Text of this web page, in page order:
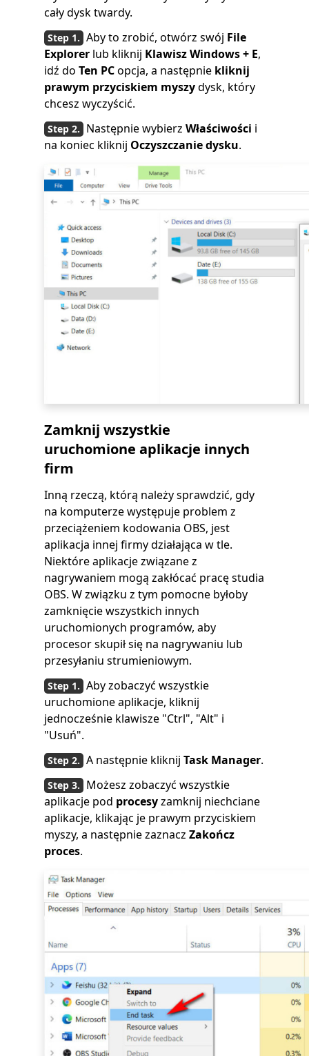
cały dysk twardy.
Aby to zrobić, otwórz swój File
Explorer lub kliknij Klawisz Windows + E,
idź do Ten PCopcja, a następnie kliknij
prawym przyciskiem myszydysk, który
chcesz wyczyścić.
Następnie wybierz Właściwości i
na koniec kliknij Oczyszczanie dysku.
Zamknij wszystkie
uruchomione aplikacje innych
firm
Inną rzeczą, którą należy sprawdzić, gdy
na komputerze występuje problem z
przeciążeniem kodowania OBS, jest
aplikacja innej firmy działająca w tle.
Niektóre aplikacje związane z
nagrywaniem mogą zakłócać pracę studia
OBS. W związku z tym pomocne byłoby
zamknięcie wszystkich innych
uruchomionych programów, aby
procesor skupił się na nagrywaniu lub
przesyłaniu strumieniowym.
Aby zobaczyć wszystkie
uruchomione aplikacje, kliknij
jednocześnie klawisze "Ctrl", "Alt" i
"Usuń".
A następnie kliknij Task Manager.
Możesz zobaczyć wszystkie
aplikacje pod procesyzamknij niechciane
aplikacje, klikając je prawym przyciskiem
myszy, a następnie zaznacz Zakończ
proces.